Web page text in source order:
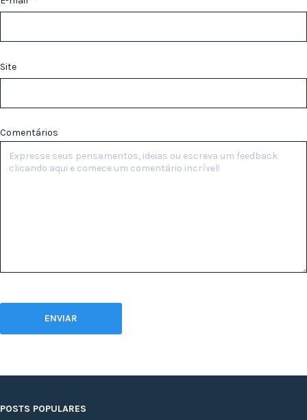
Site
Comentários
POSTS POPULARES